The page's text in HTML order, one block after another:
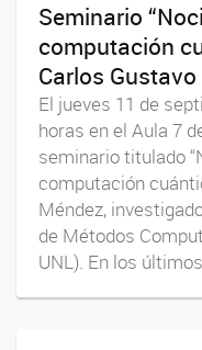
Seminario
computación
Carlos
El jueves 11 de
horas en el Aula 7
seminario titulado
computación
Méndez,
de Métodos
UNL). En los